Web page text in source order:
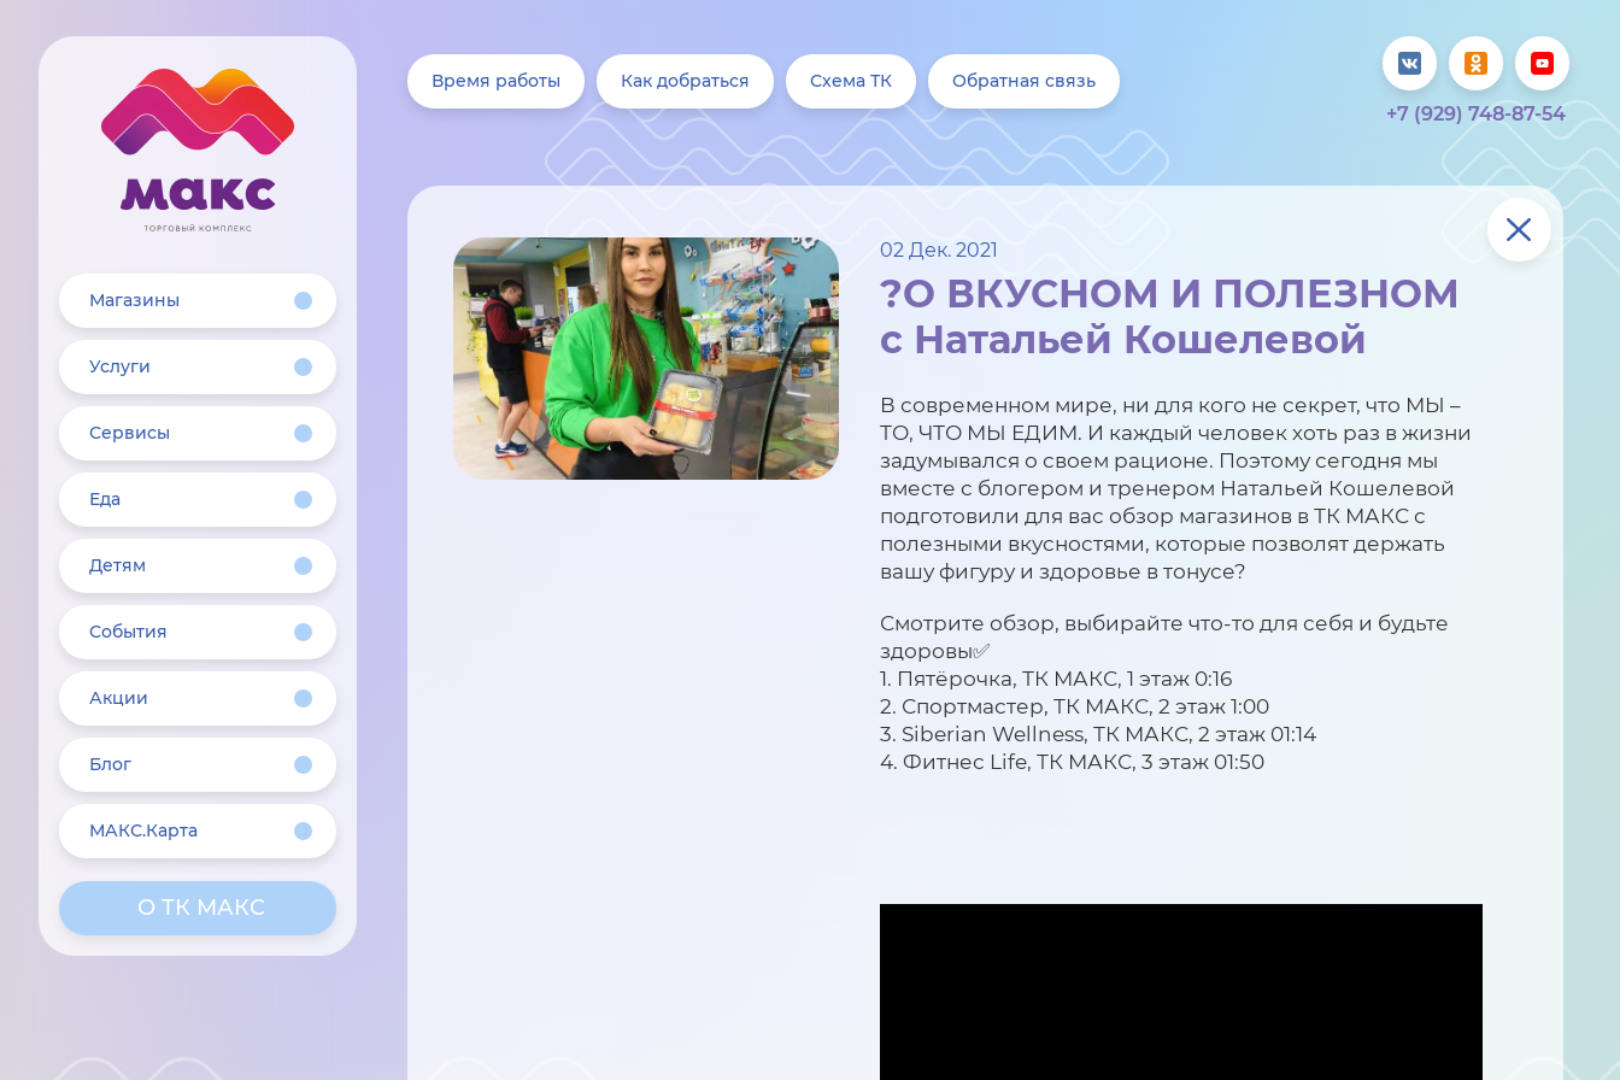
Магазины
Услуги
Сервисы
Еда
Детям
События
Акции
Блог
МАКС.Карта
О ТК МАКС
Время работы Как добраться Схема ТК Обратная связь
+7 (929) 748-87-54
02 Дек. 2021
?О ВКУСНОМ И ПОЛЕЗНОМ
с Натальей Кошелевой
В современном мире, ни для кого не секрет, что МЫ –
ТО, ЧТО МЫ ЕДИМ. И каждый человек хоть раз в жизни
задумывался о своем рационе. Поэтому сегодня мы
вместе с блогером и тренером Натальей Кошелевой
подготовили для вас обзор магазинов в ТК МАКС с
полезными вкусностями, которые позволят держать
вашу фигуру и здоровье в тонусе?
Смотрите обзор, выбирайте что-то для себя и будьте
здоровы✅
1. Пятёрочка, ТК МАКС, 1 этаж 0:16
2. Спортмастер, ТК МАКС, 2 этаж 1:00
3. Siberian Wellness, ТК МАКС, 2 этаж 01:14
4. Фитнес Life, ТК МАКС, 3 этаж 01:50